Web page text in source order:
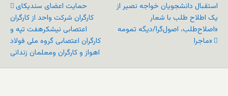
حمایت اعضای سندیکای
کارگران شرکت واحد از کارگران
اعتصابی نیشکرهفت تپه و
کارگران اعتصابی گروه ملی فولاد
اهواز و کارگران ومعلمان زندانی
استقبال دانشجویان خواجه نصیر از
یک اطلاح طلب با شعار
«اصلاح‌طلب، اصول‌گرا/دیگه تمومه
ماجرا»